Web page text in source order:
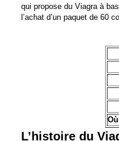
qui propose du Viagra à
l’achat d’un paquet de 60
L’histoire du